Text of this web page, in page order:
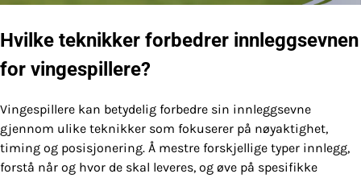
Hvilke teknikker forbedrer innleggsevnen
for vingespillere?
Vingespillere kan betydelig forbedre sin innleggsevne
gjennom ulike teknikker som fokuserer på nøyaktighet,
timing og posisjonering. Å mestre forskjellige typer innlegg,
forstå når og hvor de skal leveres, og øve på spesifikke